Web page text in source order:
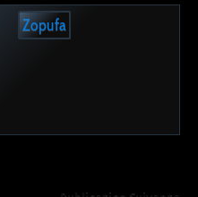
Zopufa